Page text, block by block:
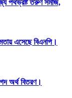
পথভ্রষ্ট তরুণ সমাজ,
এসেছে বিএনপি।
অর্থ বিতরণ।